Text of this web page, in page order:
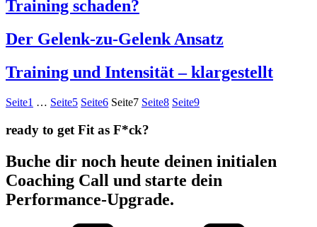
Training schaden?
Der Gelenk-zu-Gelenk Ansatz
Training und Intensität – klargestellt
Seite1 … Seite5 Seite6 Seite7 Seite8 Seite9
ready to get Fit as F*ck?
Buche dir noch heute deinen initialen
Coaching Call und starte dein
Performance-Upgrade.